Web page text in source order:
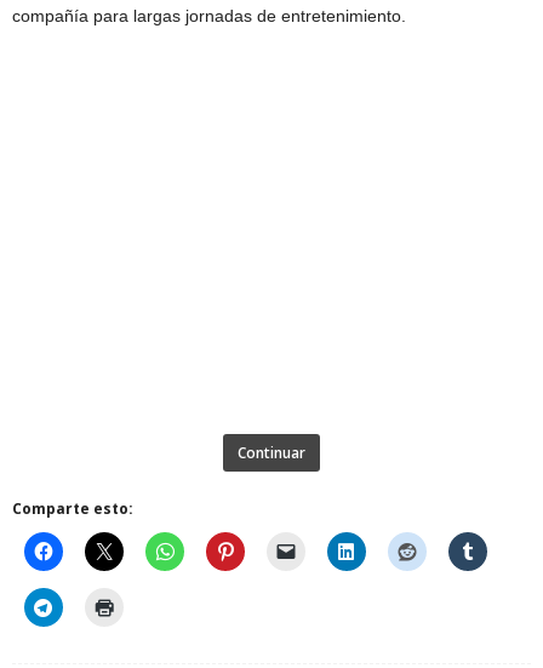
compañía para largas jornadas de entretenimiento.
Continuar
Comparte esto: